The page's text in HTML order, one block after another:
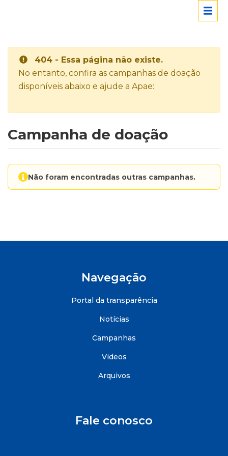
404 - Essa página não existe.
No entanto, confira as campanhas de doação
disponíveis abaixo e ajude a Apae:
Campanha de doação
Não foram encontradas outras campanhas.
Navegação
Portal da transparência
Notícias
Campanhas
Videos
Arquivos
Fale conosco